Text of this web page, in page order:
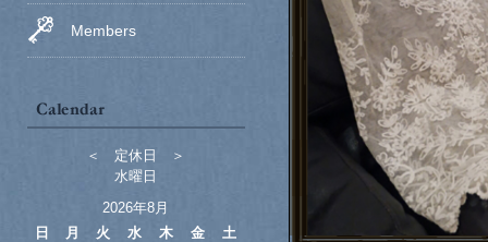
Members
＜ 定休日 ＞
水曜日
2026年8月
日
月 火 水 木 金
土